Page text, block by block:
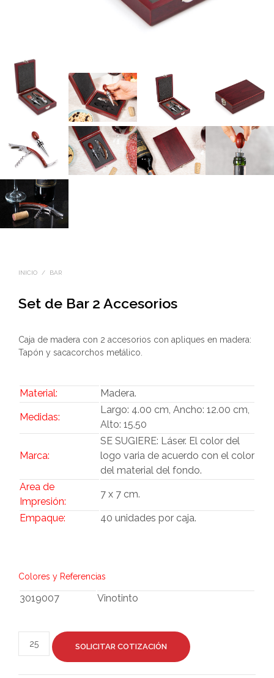
INICIO / BAR
Set de Bar 2 Accesorios
Caja de madera con 2 accesorios con apliques en madera:
Tapón y sacacorchos metálico.
Material: Madera.
Medidas:
Largo: 4.00 cm, Ancho: 12.00 cm,
Alto: 15.50
Marca:
SE SUGIERE: Láser. El color del
logo varia de acuerdo con el color
del material del fondo.
Area de
Impresión:
7 x 7 cm.
Empaque: 40 unidades por caja.
Colores y Referencias
3019007 Vinotinto
SOLICITAR COTIZACIÓN